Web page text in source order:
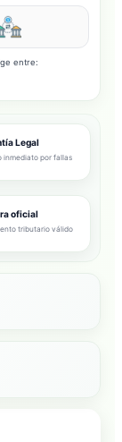
entre:
Legal
inmediato por fallas
oficial
tributario válido